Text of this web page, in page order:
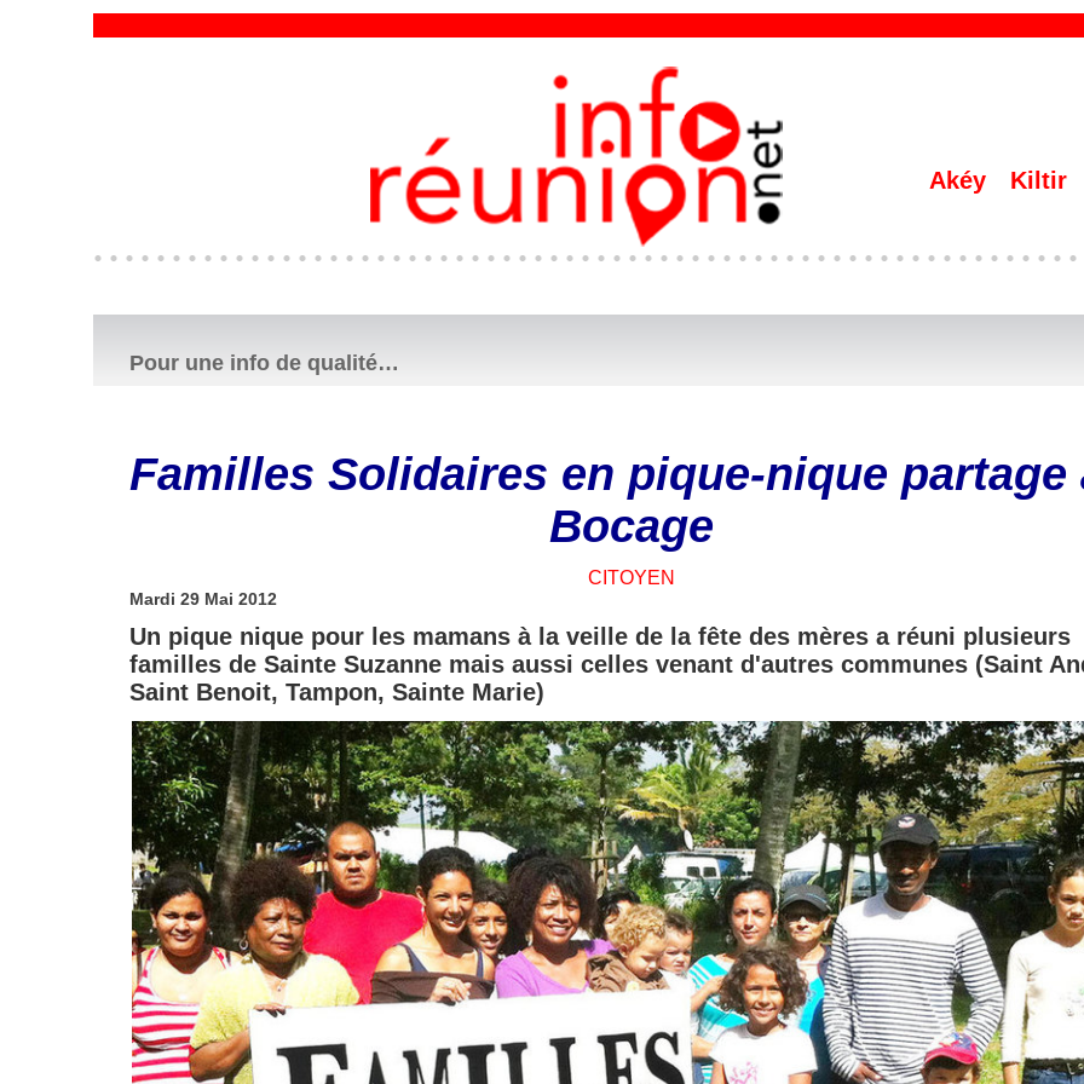
Akéy Kiltir
Pour une info de qualité…
Familles Solidaires en pique-nique partage
Bocage
CITOYEN
Mardi 29 Mai 2012
Un pique nique pour les mamans à la veille de la fête des mères a réuni plusieurs
familles de Sainte Suzanne mais aussi celles venant d'autres communes (Saint
Saint Benoit, Tampon, Sainte Marie)